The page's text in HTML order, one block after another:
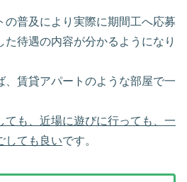
の普及により実際に期間工へ応募
待遇の内容が分かるようになり
、賃貸アパートのような部屋で一
ても、近場に遊びに行っても、一
しても良いです。